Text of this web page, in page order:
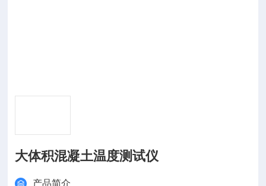
大体积混凝土温度测试仪
产品简介